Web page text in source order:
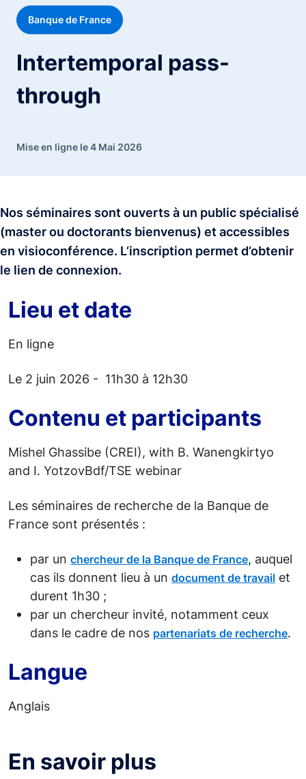
Banque de France
Intertemporal pass-
through
Mise en ligne le 4 Mai 2026
Nos séminaires sont ouverts à un public spécialisé
(master ou doctorants bienvenus) et accessibles
en visioconférence. L’inscription permet d’obtenir
le lien de connexion.
Lieu et date
En ligne
Le 2 juin 2026 - 11h30 à 12h30
Contenu et participants
Mishel Ghassibe (CREI), with B. Wanengkirtyo
and I. YotzovBdf/TSE webinar
Les séminaires de recherche de la Banque de
France sont présentés :
par un chercheur de la Banque de France, auquel
cas ils donnent lieu à un document de travail et
durent 1h30 ;
par un chercheur invité, notamment ceux
dans le cadre de nos partenariats de recherche.
Langue
Anglais
En savoir plus